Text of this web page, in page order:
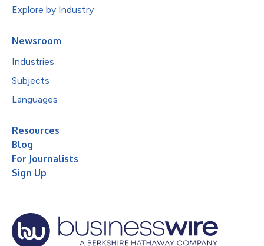
Explore by Industry
Newsroom
Industries
Subjects
Languages
Resources
Blog
For Journalists
Sign Up